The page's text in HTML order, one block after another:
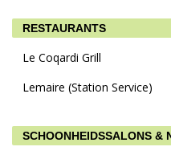
RESTAURANTS
Le Coqardi Grill
Lemaire (Station Service)
SCHOONHEIDSSALONS &